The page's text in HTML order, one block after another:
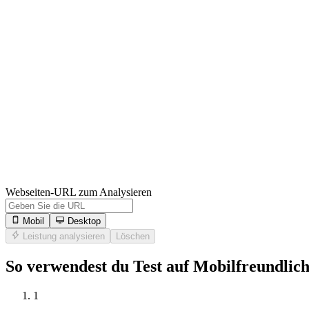
Webseiten-URL zum Analysieren
Mobil
Desktop
Leistung analysieren
Löschen
So verwendest du Test auf
1